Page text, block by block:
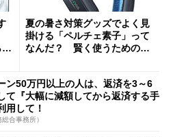
お
夏の暑さ対策グッズでよく見
掛ける「ペルチェ素子」って
なんだ？ 賢く使うための注
ン50万円以上の人は、返済を3～6
て『大幅に減額してから返済する手
用して！
合事務所）